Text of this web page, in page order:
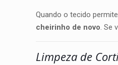
Quando o tecido
cheirinho de novo. Se
Limpeza de